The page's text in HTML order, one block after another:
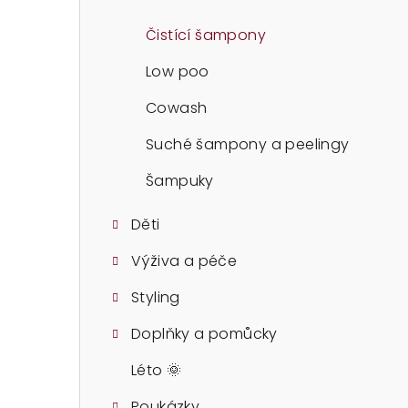
Čistící šampony
Low poo
Cowash
Suché šampony a peelingy
Šampuky
Děti
Výživa a péče
Styling
Doplňky a pomůcky
Léto 🌞